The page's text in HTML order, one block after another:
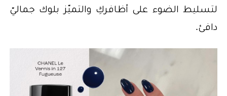
لتسليط الضوء على أظافركِ والتميّز بلوك جماليّ
دافئ.